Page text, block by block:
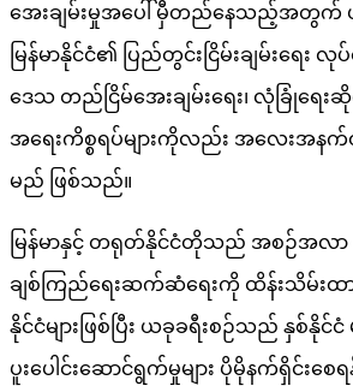
အေးချမ်းမှုအပေါ် မှီတည်နေသည့်အတွက်
မြန်မာနိုင်ငံ၏ ပြည်တွင်းငြိမ်းချမ်းရေး လု
ဒေသ တည်ငြိမ်အေးချမ်းရေး၊ လုံခြုံရေ
အရေးကိစ္စရပ်များကိုလည်း အလေးအနက်
မည် ဖြစ်သည်။
မြန်မာနှင့် တရုတ်နိုင်ငံတိုသည် အစဉ်အလာ
ချစ်ကြည်ရေးဆက်ဆံရေးကို ထိန်းသိမ်းထာ
နိုင်ငံများဖြစ်ပြီး ယခုခရီးစဉ်သည် နှစ်နိုင်
ပူးပေါင်းဆောင်ရွက်မှုများ ပိုမိုနက်ရှိင်း